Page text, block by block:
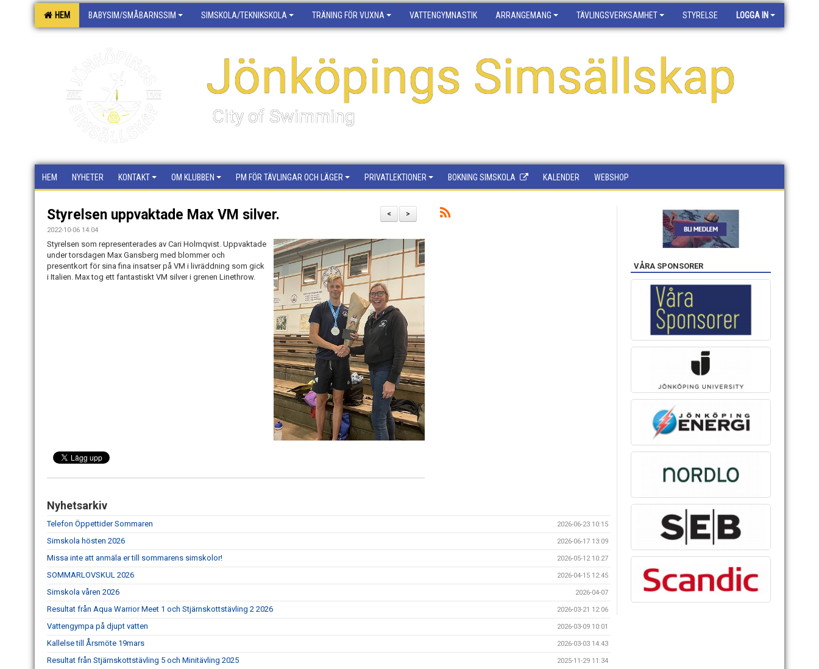
HEM BABYSIM/SMÅBARNSSIM SIMSKOLA/TEKNIKSKOLA TRÄNING FÖR VUXNA VATTENGYMNASTIK ARRANGEMANG TÄVLINGSVERKSAMHET STYRELSE LOGGA IN
Jönköpings Simsällskap
City of Swimming
HEM NYHETER KONTAKT OM KLUBBEN PM FÖR TÄVLINGAR OCH LÄGER PRIVATLEKTIONER BOKNING SIMSKOLA KALENDER WEBSHOP
>
<
Styrelsen uppvaktade Max VM silver.
2022-10-06 14:04
Styrelsen som representerades av Cari Holmqvist. Uppvaktade
under torsdagen Max Gansberg med blommer och
presentkort för sina fina insatser på VM i livräddning som gick
i Italien. Max tog ett fantastiskt VM silver i grenen Linethrow.
Nyhetsarkiv
Telefon Öppettider Sommaren 2026-06-23 10:15
Simskola hösten 2026 2026-06-17 13:09
Missa inte att anmäla er till sommarens simskolor! 2026-05-12 10:27
SOMMARLOVSKUL 2026 2026-04-15 12:45
Simskola våren 2026 2026-04-07
Resultat från Aqua Warrior Meet 1 och Stjärnskottstävling 2 2026 2026-03-21 12:06
Vattengympa på djupt vatten 2026-03-09 10:01
Kallelse till Årsmöte 19mars 2026-03-03 14:43
Resultat från Stjärnskottstävling 5 och Minitävling 2025 2025-11-29 11:34
VÅRA SPONSORER